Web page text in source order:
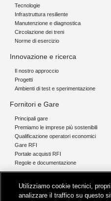
Tecnologie
Infrastruttura resiliente
Manutenzione e diagnostica
Circolazione dei treni
Norme di esercizio
Innovazione e ricerca
Il nostro approccio
Progetti
Ambienti di test e sperimentazione
Fornitori e Gare
Principali gare
Premiamo le imprese più sostenibili
Qualificazione operatori economici
Gare RFI
Portale acquisti RFI
Regole e documentazione
Comunicati stampa e news
Utilizziamo cookie tecnici,
analizzare il traffico su questo